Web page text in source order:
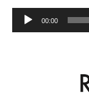
Audio
Player
00:00